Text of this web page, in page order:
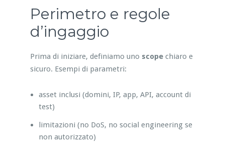
Perimetro e regole
d’ingaggio
Prima di iniziare, definiamo uno scopechiaro e
sicuro. Esempi di parametri:
asset inclusi (domini, IP, app, API, account di
test)
limitazioni (no DoS, no social engineering se
non autorizzato)